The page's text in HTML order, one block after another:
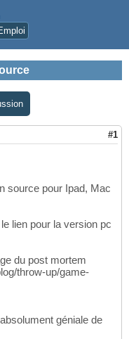
#1
source pour Ipad, Mac
le lien pour la version pc
du post mortem
throw-up/game-
géniale de